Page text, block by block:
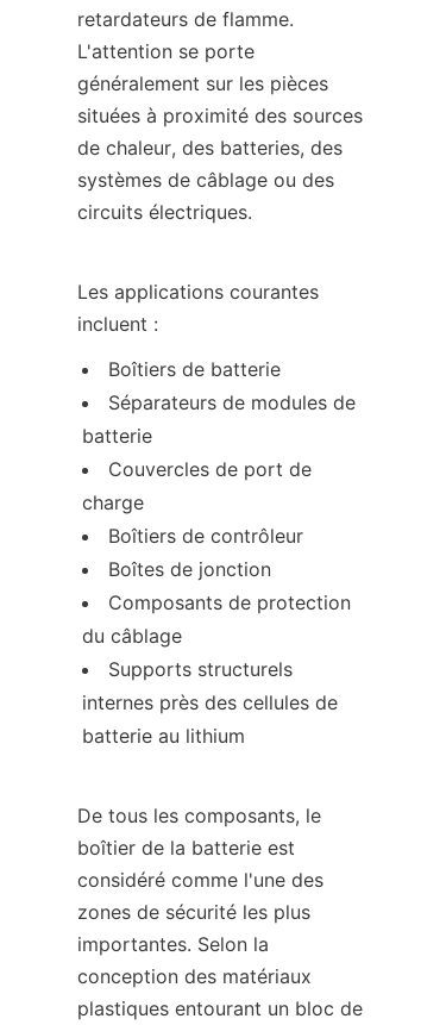
retardateurs de flamme.
L'attention se porte
généralement sur les pièces
situées à proximité des sources
de chaleur, des batteries, des
systèmes de câblage ou des
circuits électriques.
Les applications courantes
incluent :
Boîtiers de batterie
Séparateurs de modules de
batterie
Couvercles de port de
charge
Boîtiers de contrôleur
Boîtes de jonction
Composants de protection
du câblage
Supports structurels
internes près des cellules de
batterie au lithium
De tous les composants, le
boîtier de la batterie est
considéré comme l'une des
zones de sécurité les plus
importantes. Selon la
conception des matériaux
plastiques entourant un bloc de